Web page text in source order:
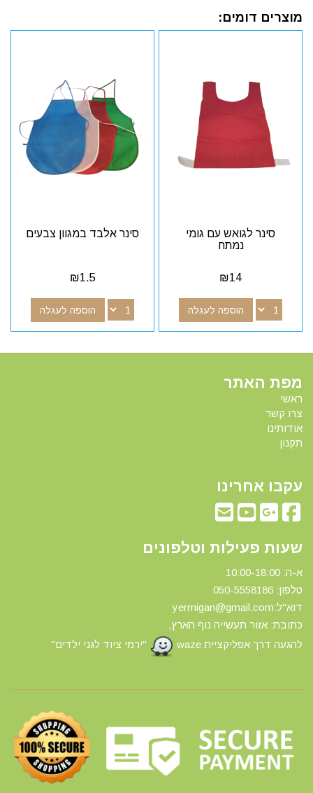
מוצרים דומים:
סינר לגואש עם גומי
נמתח
₪14
הוספה לעגלה
סינר אלבד במגוון צבעים
₪1.5
הוספה לעגלה
מפת האתר
ראשי
צרו קשר
אודותינו
תקנון
עקבו אחרינו
שעות פעילות וטלפונים
א-ה: 10:00-18:00
טלפון: 0 50-5558186
דוא"ל:yermigan@gmail.com
כתובת: אזור תעשייה נוף הארץ,
להגעה דרך אפליקציית waze
"ירמי ציוד לגני ילדים"